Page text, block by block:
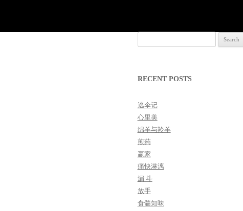
for:
RECENT POSTS
逃伞记
心里美
绵羊与羚羊
煎药
赢家
痛快淋漓
漏 斗
放手
食髓知味